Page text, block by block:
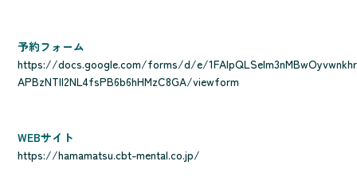
予約フォーム
https://docs.google.com/forms/d/e/
APBzNTll2NL4fsPB6b6hHMzC8GA/viewform
WEBサイト
https://hamamatsu.cbt-mental.co.jp/